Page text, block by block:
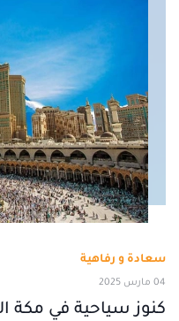
سعادة و رفاهية
04 مارس 2025
كنوز سياحية في مكة